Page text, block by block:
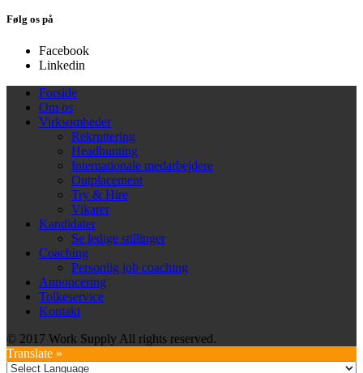
Følg os på
Facebook
Linkedin
Forside
Om os
Virksomheder
Rekruttering
Headhunting
Internationale medarbejdere
Outplacement
Try & Hire
Vikarer
Kandidater
Se ledige stillinger
Coaching
Personlig job coaching
Annoncering
Tolkeservice
Kontakt
© 2017 Work Supply All rights reserved.
Translate »